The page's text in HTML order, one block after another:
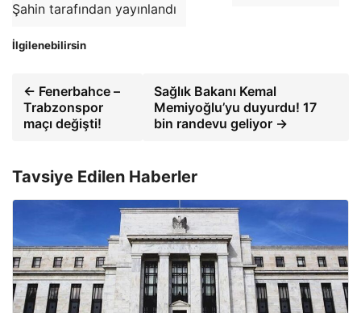
Şahin tarafından yayınlandı
İlgilenebilirsin
← Fenerbahce –
Trabzonspor
maçı değişti!
Sağlık Bakanı Kemal
Memiyoğlu’yu duyurdu! 17
bin randevu geliyor →
Tavsiye Edilen Haberler